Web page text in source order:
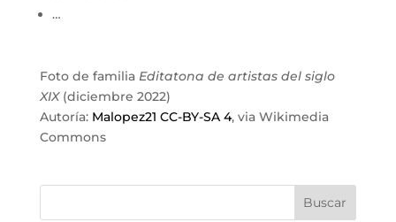
…
Foto de familia Editatona de artistas del siglo
XIX (diciembre 2022)
Autoría: Malopez21 CC-BY-SA 4, via Wikimedia
Commons
Buscar